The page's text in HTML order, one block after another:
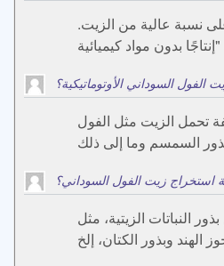
نسبة عالية من الزيت.
السوداني الأوتوماتيكية؟
تحمل الزيت مثل الفول
استخراج زيت الفول السوداني؟
زيت متكاملة ومناسبة للعصر البارد والساخن. 1. مجموعة واسعة من التطبيقات. يمكنها عصر أكثر من 20 نوعًا من بذور النباتات الزيتية، مثل